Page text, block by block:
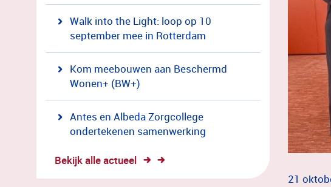
Walk into the Light: loop op 10
september mee in Rotterdam
Kom meebouwen aan Beschermd
Wonen+ (BW+)
Antes en Albeda Zorgcollege
ondertekenen samenwerking
Bekijk alle actueel
21